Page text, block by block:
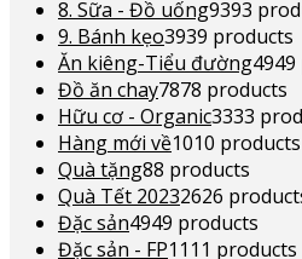
8. Sữa - Đồ uống9393
9. Bánh kẹo3939 products
Ăn kiêng-Tiểu đường49
Đồ ăn chay7878 products
Hữu cơ - Organic3333
Hàng mới về1010 products
Quà tặng88 products
Quà Tết 20232626
Đặc sản4949 products
Đặc sản - FP11 11 products